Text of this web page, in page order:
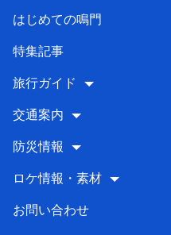
はじめての鳴門
特集記事
旅行ガイド
交通案内
防災情報
ロケ情報・素材
お問い合わせ